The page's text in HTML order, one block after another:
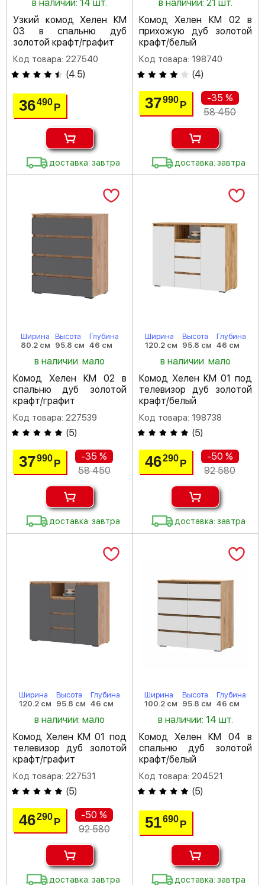
в наличии: 14 шт.
Узкий комод Хелен КМ
03 в спальню дуб
золотой крафт/графит
Код товара: 227540
(4.5)
36490Р
доставка: завтра
в наличии: 21 шт.
Комод Хелен КМ 02 в
прихожую дуб золотой
крафт/белый
Код товара: 198740
(4)
37990 Р
-35 %
58 450
доставка: завтра
Ширина
80.2 см
Высота
95.8 см
Глубина
46 см
в наличии: мало
Комод Хелен КМ 02 в
спальню дуб золотой
крафт/графит
Код товара: 227539
(5)
37990Р
-35 %
58 450
доставка: завтра
Ширина
120.2 см
Высота
95.8 см
Глубина
46 см
в наличии: мало
Комод Хелен КМ 01 под
телевизор дуб золотой
крафт/белый
Код товара: 198738
(5)
46290 Р
-50 %
92 580
доставка: завтра
Ширина
120.2 см
Высота
95.8 см
Глубина
46 см
в наличии: мало
Комод Хелен КМ 01 под
телевизор дуб золотой
крафт/графит
Код товара: 227531
(5)
46290Р
-50 %
92 580
доставка: завтра
Ширина
100.2 см
Высота
95.8 см
Глубина
46 см
в наличии: 14 шт.
Комод Хелен КМ 04 в
спальню дуб золотой
крафт/белый
Код товара: 204521
(5)
51690 Р
доставка: завтра